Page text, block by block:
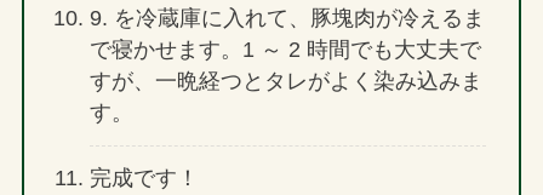
9. を冷蔵庫に入れて、豚塊肉が冷えるま
で寝かせます。1 ～ 2 時間でも大丈夫で
すが、一晩経つとタレがよく染み込みま
す。
完成です！